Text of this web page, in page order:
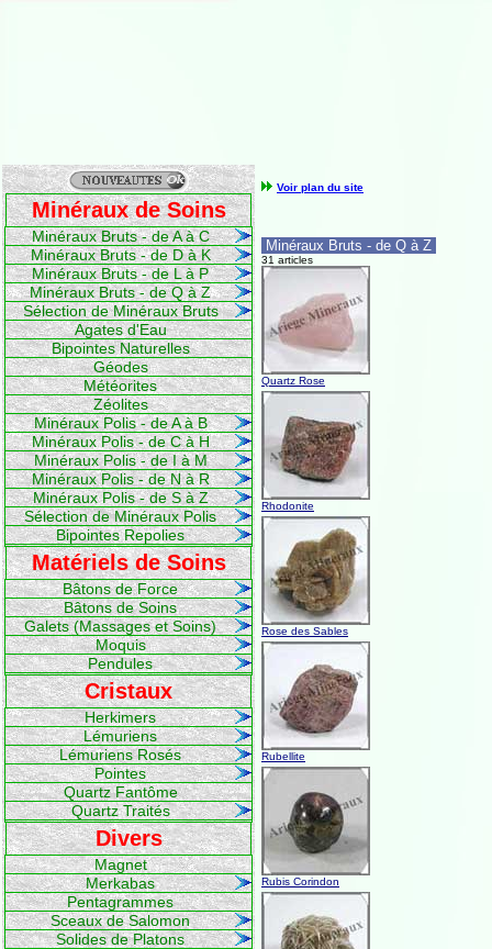
Minéraux de Soins
Minéraux Bruts - de A à C
Minéraux Bruts - de D à K
Minéraux Bruts - de L à P
Minéraux Bruts - de Q à Z
Sélection de Minéraux Bruts
Agates d'Eau
Bipointes Naturelles
Géodes
Météorites
Zéolites
Minéraux Polis - de A à B
Minéraux Polis - de C à H
Minéraux Polis - de I à M
Minéraux Polis - de N à R
Minéraux Polis - de S à Z
Sélection de Minéraux Polis
Bipointes Repolies
Matériels de Soins
Bâtons de Force
Bâtons de Soins
Galets (Massages et Soins)
Moquis
Pendules
Cristaux
Herkimers
Lémuriens
Lémuriens Rosés
Pointes
Quartz Fantôme
Quartz Traités
Divers
Magnet
Merkabas
Pentagrammes
Sceaux de Salomon
Solides de Platons
Voir plan du site
Minéraux Bruts - de Q à Z
31 articles
Quartz Rose
Rhodonite
Rose des Sables
Rubellite
Rubis Corindon